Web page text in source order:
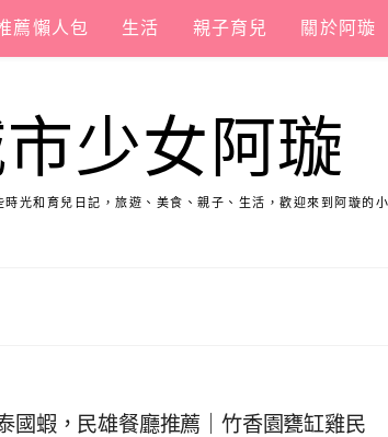
薦懶人包 生活 親子育兒 關於阿璇
少女阿璇
時光和育兒日記，旅遊、美食、親子、生活，歡迎來到阿璇的
國蝦，民雄餐廳推薦｜竹香園甕缸雞民